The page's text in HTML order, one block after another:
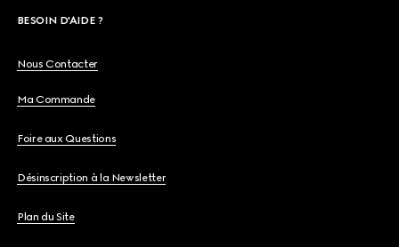
BESOIN D'AIDE ?
Nous Contacter
Ma Commande
Foire aux Questions
Désinscription à la Newsletter
Plan du Site